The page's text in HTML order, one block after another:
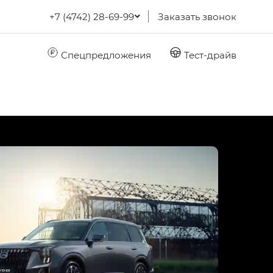
+7 (4742) 28-69-99 Заказать звонок
Спецпредложения Тест-драйв